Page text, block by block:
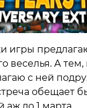
игры
веселья. А тем,
с ней
обещает